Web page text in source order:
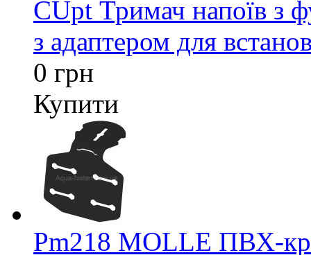
CUpt Тримач напоїв з
з адаптером для
0 грн
Купити
Pm218 MOLLE ПВХ-